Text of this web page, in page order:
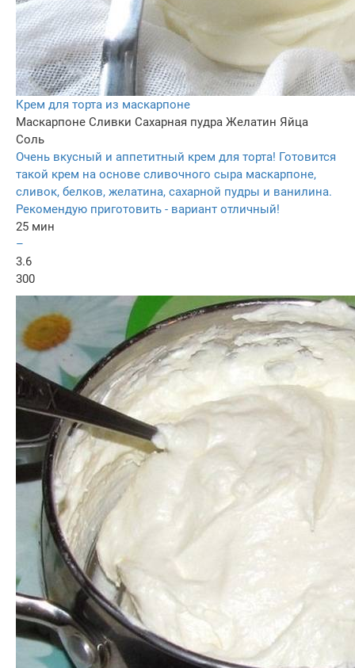
Крем для торта из маскарпоне
Маскарпоне Сливки Сахарная пудра Желатин Яйца
Соль
Очень вкусный и аппетитный крем для торта! Готовится
такой крем на основе сливочного сыра маскарпоне,
сливок, белков, желатина, сахарной пудры и ванилина.
Рекомендую приготовить - вариант отличный!
25 мин
–
3.6
300